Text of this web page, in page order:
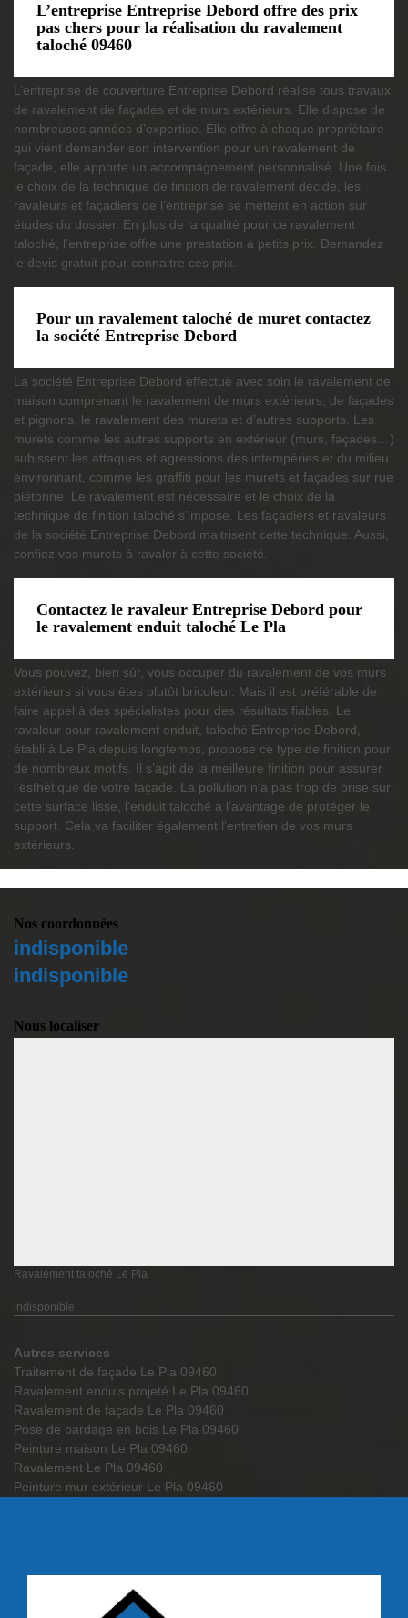
L’entreprise Entreprise Debord offre des prix
pas chers pour la réalisation du ravalement
taloché 09460
L’entreprise de couverture Entreprise Debord réalise tous travaux
de ravalement de façades et de murs extérieurs. Elle dispose de
nombreuses années d’expertise. Elle offre à chaque propriétaire
qui vient demander son intervention pour un ravalement de
façade, elle apporte un accompagnement personnalisé. Une fois
le choix de la technique de finition de ravalement décidé, les
ravaleurs et façadiers de l’entreprise se mettent en action sur
études du dossier. En plus de la qualité pour ce ravalement
taloché, l’entreprise offre une prestation à petits prix. Demandez
le devis gratuit pour connaitre ces prix.
Pour un ravalement taloché de muret contactez
la société Entreprise Debord
La société Entreprise Debord effectue avec soin le ravalement de
maison comprenant le ravalement de murs extérieurs, de façades
et pignons, le ravalement des murets et d’autres supports. Les
murets comme les autres supports en extérieur (murs, façades…)
subissent les attaques et agressions des intempéries et du milieu
environnant, comme les graffiti pour les murets et façades sur rue
piétonne. Le ravalement est nécessaire et le choix de la
technique de finition taloché s’impose. Les façadiers et ravaleurs
de la société Entreprise Debord maitrisent cette technique. Aussi,
confiez vos murets à ravaler à cette société.
Contactez le ravaleur Entreprise Debord pour
le ravalement enduit taloché Le Pla
Vous pouvez, bien sûr, vous occuper du ravalement de vos murs
extérieurs si vous êtes plutôt bricoleur. Mais il est préférable de
faire appel à des spécialistes pour des résultats fiables. Le
ravaleur pour ravalement enduit, taloché Entreprise Debord,
établi à Le Pla depuis longtemps, propose ce type de finition pour
de nombreux motifs. Il s’agit de la meilleure finition pour assurer
l’esthétique de votre façade. La pollution n’a pas trop de prise sur
cette surface lisse, l’enduit taloché a l’avantage de protéger le
support. Cela va faciliter également l’entretien de vos murs
extérieurs.
Nos coordonnées
indisponible
indisponible
Nous localiser
Ravalement taloché Le Pla
indisponible
Autres services
Traitement de façade Le Pla 09460
Ravalement enduis projeté Le Pla 09460
Ravalement de façade Le Pla 09460
Pose de bardage en bois Le Pla 09460
Peinture maison Le Pla 09460
Ravalement Le Pla 09460
Peinture mur extérieur Le Pla 09460